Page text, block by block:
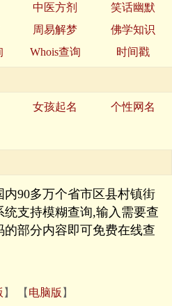
中医方剂
笑话幽默
周易解梦
佛学知识
Whois查询 时间戳
女孩起名
个性网名
90多万个省市区县村镇街
支持模糊查询,输入需要查
部分内容即可免费在线查
】 【 电脑版 】